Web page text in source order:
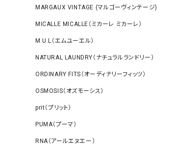
MARGAUX VINTAGE (マルゴーヴィンテージ)
MICALLE MICALLE（ミカーレ ミカーレ）
M.U.L（エムユーエル）
NATURAL LAUNDRY（ナチュラルランドリー）
ORDINARY FITS（オーディナリーフィッツ）
OSMOSIS（オズモーシス）
prit（プリット）
PUMA（プーマ）
RNA（アールエヌエー）